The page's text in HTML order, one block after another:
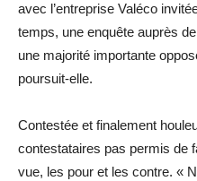
avec l’entreprise Valéco
temps, une enquête auprès
une majorité importante
poursuit-elle.
Contestée et finalement
contestataires pas permis de
vue, les pour et les contre. «